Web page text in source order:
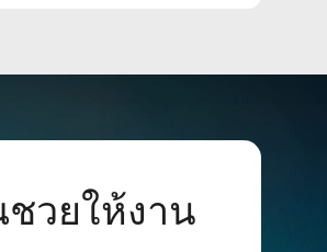
วยให้งาน